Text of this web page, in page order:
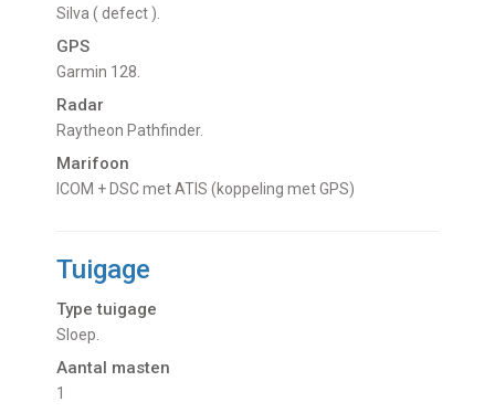
Silva ( defect ).
GPS
Garmin 128.
Radar
Raytheon Pathfinder.
Marifoon
ICOM + DSC met ATIS (koppeling met GPS)
Tuigage
Type tuigage
Sloep.
Aantal masten
1